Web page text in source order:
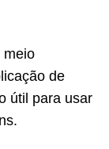
meio
de
útil para usar